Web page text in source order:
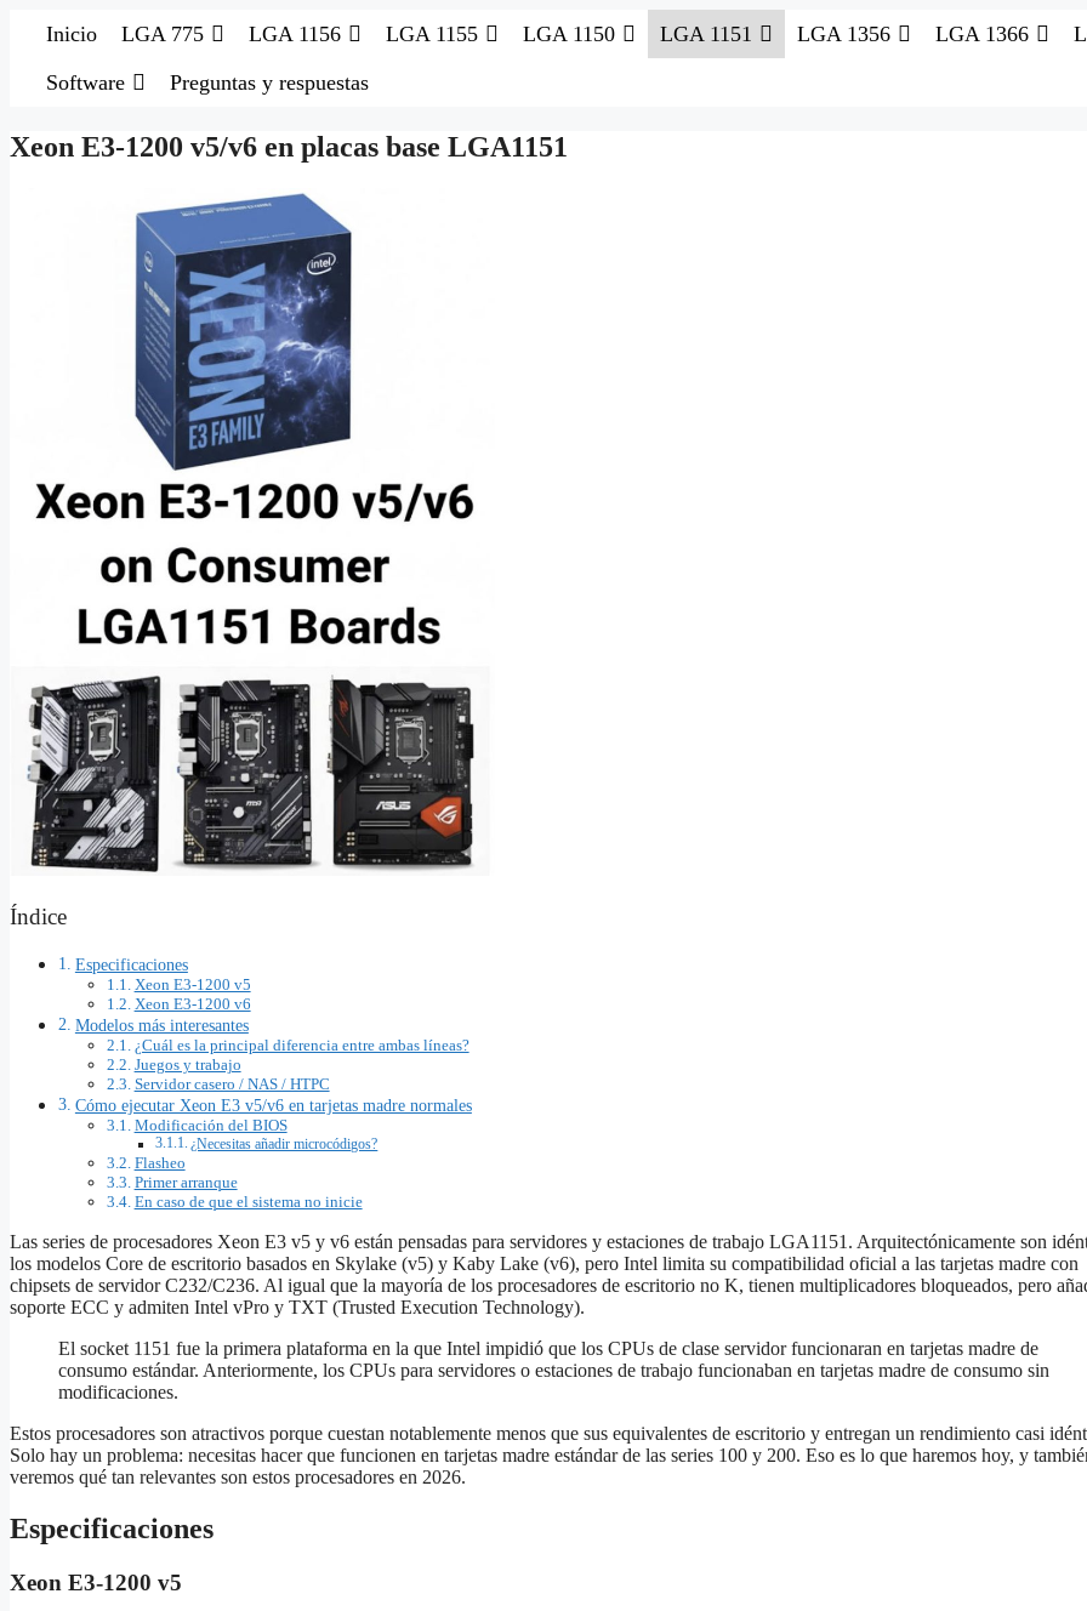
Inicio LGA 775 LGA 1156 LGA 1155 LGA 1150 LGA 1151 LGA 1356 LGA 1366
Software
Preguntas y respuestas
Xeon E3‑1200 v5/v6 en placas base LGA1151
Índice
Especificaciones
Xeon E3‑1200 v5
Xeon E3‑1200 v6
Modelos más interesantes
¿Cuál es la principal diferencia entre ambas líneas?
Juegos y trabajo
Servidor casero / NAS / HTPC
Cómo ejecutar Xeon E3 v5/v6 en tarjetas madre normales
Modificación del BIOS
¿Necesitas añadir microcódigos?
Flasheo
Primer arranque
En caso de que el sistema no inicie
Las series de procesadores Xeon E3 v5 y v6 están pensadas para servidores y estaciones de trabajo LGA1151. Arquitectónicamente son
los modelos Core de escritorio basados en Skylake (v5) y Kaby Lake (v6), pero Intel limita su compatibilidad oficial a las tarjetas madre con
chipsets de servidor C232/C236. Al igual que la mayoría de los procesadores de escritorio no K, tienen multiplicadores bloqueados, pero
soporte ECC y admiten Intel vPro y TXT (Trusted Execution Technology).
El socket 1151 fue la primera plataforma en la que Intel impidió que los CPUs de clase servidor funcionaran en tarjetas madre de
consumo estándar. Anteriormente, los CPUs para servidores o estaciones de trabajo funcionaban en tarjetas madre de consumo sin
modificaciones.
Estos procesadores son atractivos porque cuestan notablemente menos que sus equivalentes de escritorio y entregan un rendimiento casi
Solo hay un problema: necesitas hacer que funcionen en tarjetas madre estándar de las series 100 y 200. Eso es lo que haremos hoy, y
veremos qué tan relevantes son estos procesadores en 2026.
Especificaciones
Xeon E3‑1200 v5